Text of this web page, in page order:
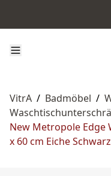
VitrA / Badmöbel /
New Metropole Edge
x 60 cm Eiche Schwarz